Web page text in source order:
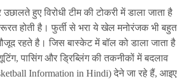
हुए विरोधी टीम की टोकरी में डाला जाता है
होती है। फुर्ती से भरा ये खेल मनोरंजक भी बहुत
रहते है। जिस बास्केट में बॉल को डाला जाता है
पासिंग और ड्रिब्लिंग की तकनीकों में बदलाव
Information in Hindi) देने जा रहे हैं, आइए